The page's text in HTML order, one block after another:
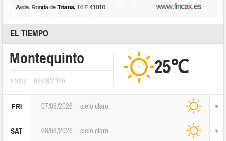
EL TIEMPO
Montequinto
Today 06/08/2026
25℃
FRI 07/08/2026 cielo claro
SAT 08/08/2026 cielo claro